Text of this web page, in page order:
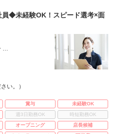
員◆未経験OK！スピード選考×面
…
い。）
賞与
未経験OK
週3日勤務OK
時短勤務OK
オープニング
店長候補